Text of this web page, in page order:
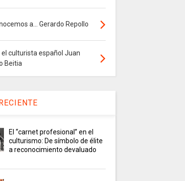
a... Gerardo Repollo
el culturista español Juan
Beitia
El “carnet profesional” en el
culturismo: De símbolo de élite
a reconocimiento devaluado